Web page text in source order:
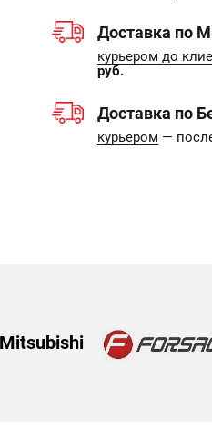
Доставка по
курьером до
руб.
Доставка по
курьером —